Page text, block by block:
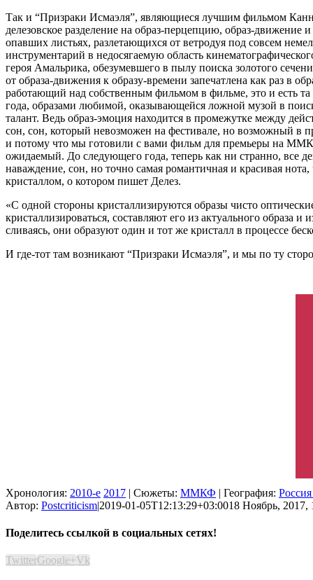
Так и “Призраки Исмаэля”, являющиеся лучшим фильмом Канн
делезовское разделение на образ-перцепцию, образ-
опавших листьях, разлетающихся от ветродуя под совсем
инструментарий в недосягаемую область
героя Амальрика, обезумевшего в пылу поиска золотого
от образа-движения к образу-времени запечатлена как раз в
работающий над собственным фильмом в фильме, это и есть
года, образами любимой, оказывающейся ложной музой в
талант. Ведь образ-эмоция находится в промежутке между
сон, сон, который невозможен на фестивале, но возможный в
и потому что мы готовили с вами фильм для премьеры на
ожидаемый. До следующего года, теперь как ни странно, все
наваждение, сон, но точно самая романтичная и красивая
кристаллом, о котором пишет Делез.
«С одной стороны кристаллизируются образы чисто
кристаллизироваться, составляют его из актуального образа
сливаясь, они образуют один и тот же кристалл в процессе
И где-тот там возникают “Призраки Исмаэля”, и мы по ту
Хронология: 2010-е 2017 | Сюжеты: ММКФ | География:
Автор: Postcriticism|2019-01-05T12:13:29+03:0018 Ноябрь, 2017,
Поделитесь ссылкой в социальных сетях!
TwitterGoogle+Vk